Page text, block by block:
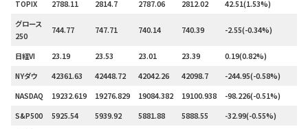
TOPIX
2788.11 2814.7 2787.06 2812.02 42.51(1.53%)
グロース
250
744.77 747.71 740.14 740.39 -2.55(-0.34%)
日経VI 23.19 23.53 23.01 23.39 0.19(0.82%)
NYダウ
42361.63 42448.72 42042.26 42098.7 -244.95(-0.58%)
NASDAQ
19232.619 19276.829 19084.382 19100.938 -98.226(-0.51%)
S&P500
5925.54 5939.92 5881.88 5888.55 -32.99(-0.55%)